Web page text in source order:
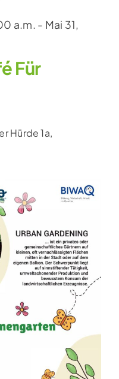
Für
a.m. - Mai 31,
Hürde 1a,